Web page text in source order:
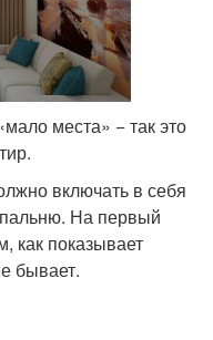
места» − так это
включать в себя
На первый
как показывает
бывает.